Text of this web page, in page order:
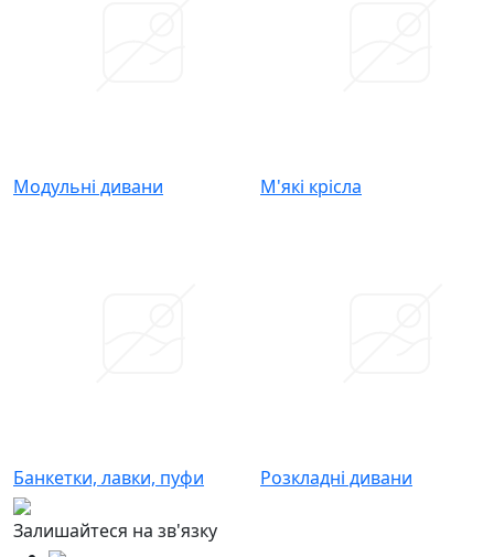
Модульні дивани М'які крісла
Банкетки, лавки, пуфи Розкладні дивани
Залишайтеся на зв'язку